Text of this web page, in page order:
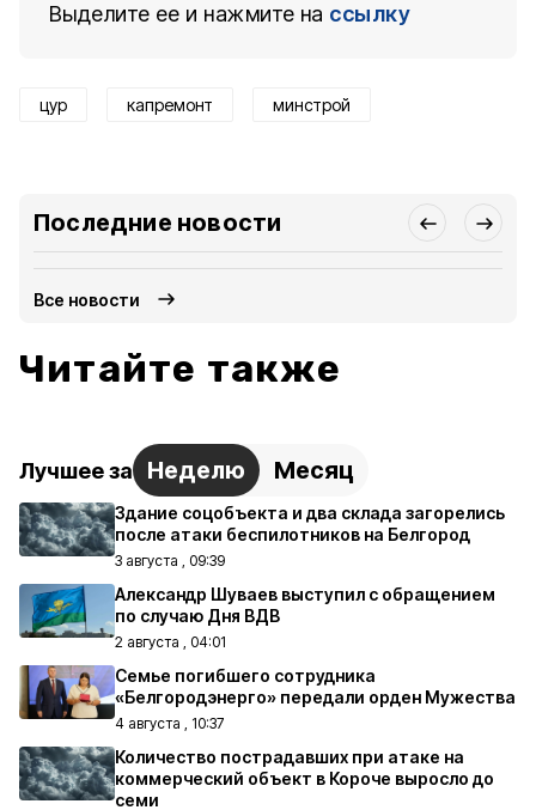
Выделите ее и нажмите на ссылку
цур капремонт минстрой
Последние новости
Все новости
Читайте также
Лучшее за Неделю Месяц
Здание соцобъекта и два склада загорелись
после атаки беспилотников на Белгород
3 августа , 09:39
Александр Шуваев выступил с обращением
по случаю Дня ВДВ
2 августа , 04:01
Семье погибшего сотрудника
«Белгородэнерго» передали орден Мужества
4 августа , 10:37
Количество пострадавших при атаке на
коммерческий объект в Короче выросло до
семи